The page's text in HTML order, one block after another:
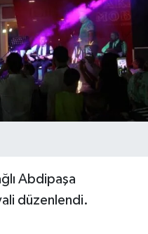
Abdipaşa
düzenlendi.